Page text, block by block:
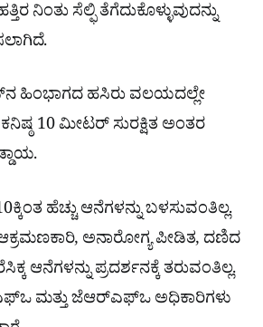
ನಿಂತು ಸೆಲ್ಫಿ ತೆಗೆದುಕೊಳ್ಳುವುದನ್ನು
ಹಿಂಭಾಗದ ಹಸಿರು ವಲಯದಲ್ಲೇ
10 ಮೀಟರ್ ಸುರಕ್ಷಿತ ಅಂತರ
ಹೆಚ್ಚು ಆನೆಗಳನ್ನು ಬಳಸುವಂತಿಲ್ಲ.
ಅನಾರೋಗ್ಯ ಪೀಡಿತ, ದಣಿದ
ಆನೆಗಳನ್ನು ಪ್ರದರ್ಶನಕ್ಕೆ ತರುವಂತಿಲ್ಲ.
ಮತ್ತು ಜೆಆರ್‌ಎಫ್‌ಒ ಅಧಿಕಾರಿಗಳು